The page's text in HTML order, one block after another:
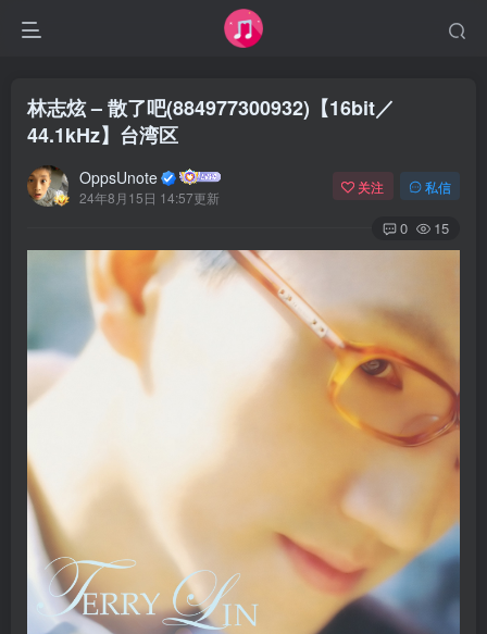
林志炫 – 散了吧(884977300932)【16bit／
44.1kHz】台湾区
OppsUnote
24年8月15日 14:57更新
关注 私信
0 15